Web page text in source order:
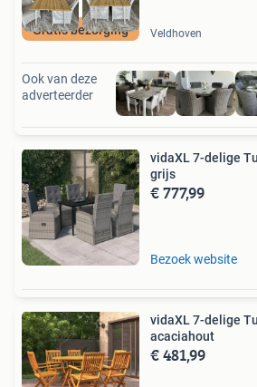
Gratis bezorging Veldhoven
Ook van deze
adverteerder
vidaXL 7-delige
grijs
€ 777,99
Bezoek website
vidaXL 7-delige
acaciahout
€ 481,99